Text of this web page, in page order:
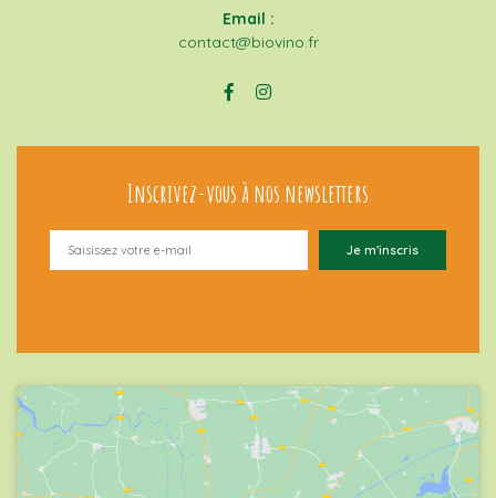
Email :
contact@biovino.fr
Inscrivez-vous à nos newsletters